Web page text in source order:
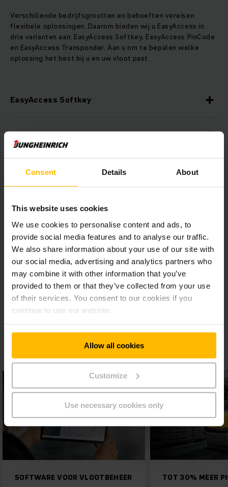
Consent Details About
This website uses cookies
We use cookies to personalise content and ads, to
provide social media features and to analyse our traffic.
We also share information about your use of our site with
our social media, advertising and analytics partners who
may combine it with other information that you’ve
provided to them or that they’ve collected from your use
of their services. You consent to our cookies if you
continue to use our website.
Allow all cookies
Customize
Use necessary cookies only
Verschillende bedrijfsgrootten en behoeften vereisen
flexibele oplossingen. Daarom bieden wij u EasyAccess in
drie varianten aan: EasyAccess Softkey, EasyAccess PinCode
en EasyAccess Transponder. Aan u om te bepalen welke
oplossing het best bij u en uw vloot past.
EasyAccess Softkey
EasyAccess PinCode
EasyAccess Transponder
Meer weten over EasyAccess?
Vul onderstaand contactformulier in en wij helpen u graag
verder.
CONTACT OPNEMEN
SOFTWARE VOOR VLOOTBEHEER TOT 30% MEER